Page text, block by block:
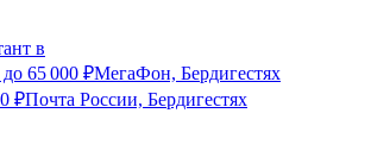
в
до 65 000 ₽МегаФон, Бердигестях
₽Почта России, Бердигестях